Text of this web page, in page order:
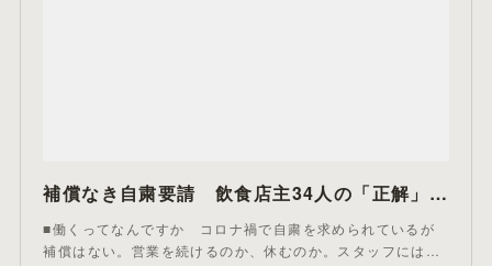
補償なき自粛要請 飲食店主34人の「正解」とは：朝日新聞デジタル
■働くってなんですか コロナ禍で自粛を求められているが
補償はない。営業を続けるのか、休むのか。スタッフには…